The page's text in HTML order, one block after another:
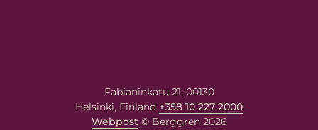
Fabianinkatu 21, 00130
Helsinki, Finland +358 10 227 2000
Webpost© Berggren 2026